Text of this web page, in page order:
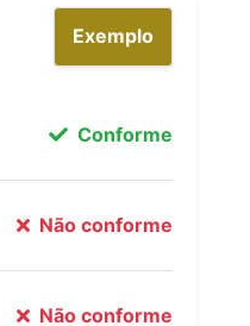
Exemplo
Conforme
Não conforme
Não conforme